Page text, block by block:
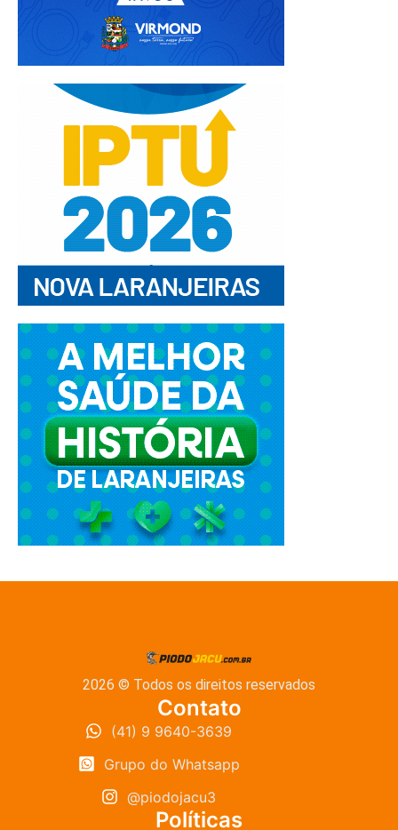
2026 © Todos os direitos reservados
Contato
(41) 9 9640-3639
Grupo do Whatsapp
@piodojacu3
Políticas